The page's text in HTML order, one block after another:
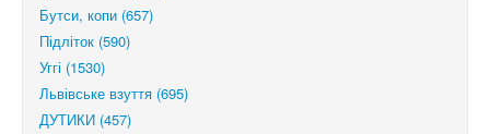
Бутси, копи (657)
Підліток (590)
Уггі (1530)
Львівське взуття (695)
ДУТИКИ (457)